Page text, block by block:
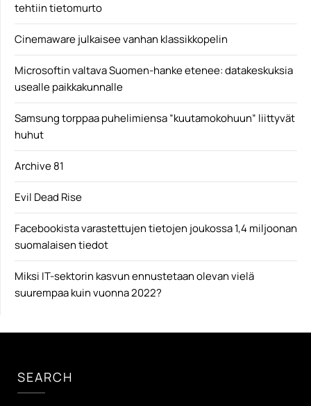
tehtiin tietomurto
Cinemaware julkaisee vanhan klassikkopelin
Microsoftin valtava Suomen-hanke etenee: datakeskuksia
usealle paikkakunnalle
Samsung torppaa puhelimiensa ”kuutamokohuun” liittyvät
huhut
Archive 81
Evil Dead Rise
Facebookista varastettujen tietojen joukossa 1,4 miljoonan
suomalaisen tiedot
Miksi IT-sektorin kasvun ennustetaan olevan vielä
suurempaa kuin vuonna 2022?
SEARCH